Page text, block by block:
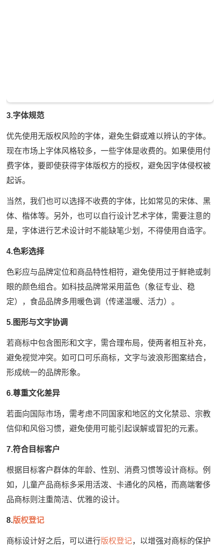
3.字体规范
优先使用无版权风险的字体，避免生僻或难以辨认的字体。
现在市场上字体风格较多，一些字体是收费的。如果使用付
费字体，要即使获得字体版权方的授权，避免因字体侵权被
起诉。
当然，我们也可以选择不收费的字体，比如常见的宋体、黑
体、楷体等。另外，也可以自行设计艺术字体，需要注意的
是，字体进行艺术设计时不能缺笔少划，不得使用自造字。
4.色彩选择
色彩应与品牌定位和商品特性相符，避免使用过于鲜艳或刺
眼的颜色组合。如科技品牌常采用蓝色（象征专业、稳
定），食品品牌多用暖色调（传递温暖、活力）。
5.图形与文字协调
若商标中包含图形和文字，需合理布局，使两者相互补充，
避免视觉冲突。如可口可乐商标，文字与波浪形图案结合，
形成统一的品牌形象。
6.尊重文化差异
若面向国际市场，需考虑不同国家和地区的文化禁忌、宗教
信仰和风俗习惯，避免使用可能引起误解或冒犯的元素。
7.符合目标客户
根据目标客户群体的年龄、性别、消费习惯等设计商标。例
如，儿童产品商标多采用活泼、卡通化的风格，而高端奢侈
品商标则注重简洁、优雅的设计。
8.版权登记
商标设计好之后，可以进行版权登记，以增强对商标的保护